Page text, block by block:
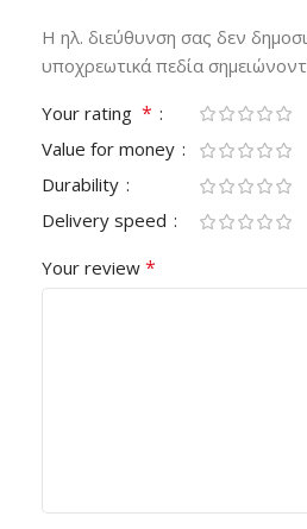
Η ηλ. διεύθυνση σας δεν
υποχρεωτικά πεδία
Your rating *
Value for money
Durability
Delivery speed
Your review *